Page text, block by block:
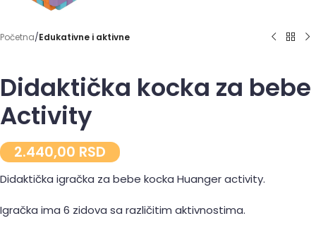
Početna Edukativne i aktivne
Didaktička kocka za bebe
Activity
2.440,00 RSD
Didaktička igračka za bebe kocka Huanger activity.
Igračka ima 6 zidova sa različitim aktivnostima.